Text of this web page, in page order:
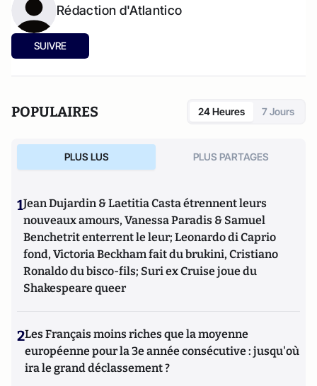
Rédaction d'Atlantico
SUIVRE
POPULAIRES 24 Heures 7 Jours
PLUS LUS PLUS PARTAGES
1Jean Dujardin & Laetitia Casta étrennent leurs
nouveaux amours, Vanessa Paradis & Samuel
Benchetrit enterrent le leur; Leonardo di Caprio
fond, Victoria Beckham fait du brukini, Cristiano
Ronaldo du bisco-fils; Suri ex Cruise joue du
Shakespeare queer
2Les Français moins riches que la moyenne
européenne pour la 3e année consécutive : jusqu'où
ira le grand déclassement ?